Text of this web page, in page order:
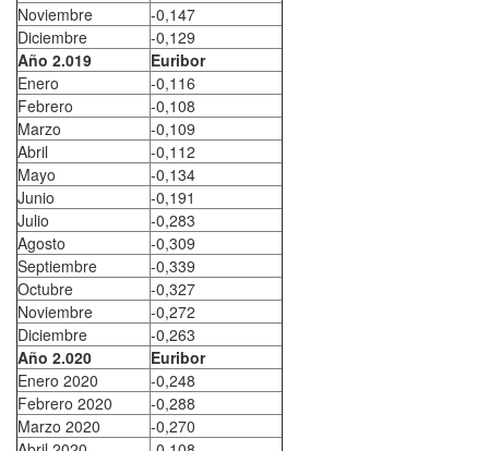
Noviembre
-0,147
Diciembre
-0,129
Año 2.019
Euribor
Enero
-0,116
Febrero
-0,108
Marzo
-0,109
Abril
-0,112
Mayo
-0,134
Junio
-0,191
Julio
-0,283
Agosto
-0,309
Septiembre
-0,339
Octubre
-0,327
Noviembre
-0,272
Diciembre
-0,263
Año 2.020
Euribor
Enero 2020
-0,248
Febrero 2020
-0,288
Marzo 2020
-0,270